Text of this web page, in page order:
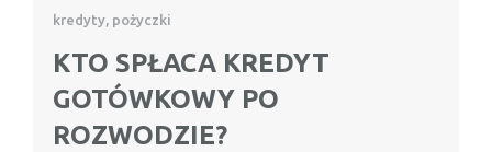
kredyty, pożyczki
KTO SPŁACA KREDYT
GOTÓWKOWY PO
ROZWODZIE?